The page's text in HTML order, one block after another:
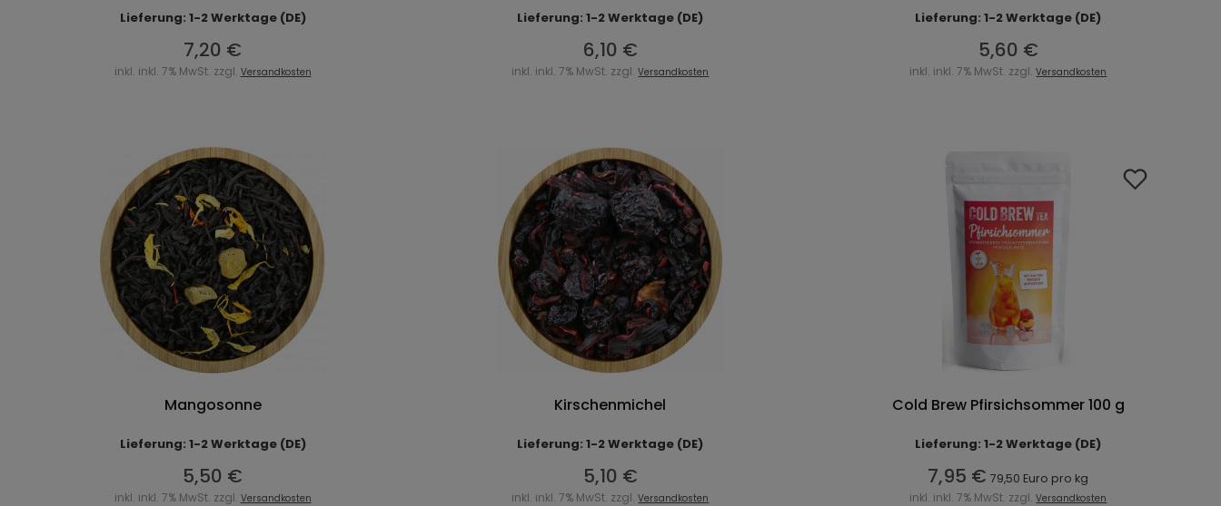
Lieferung: 1-2 Werktage (DE)
7,20 €
inkl. inkl. 7% MwSt. zzgl. Versandkosten
Lieferung: 1-2 Werktage (DE)
6,10 €
inkl. inkl. 7% MwSt. zzgl.Versandkosten
Lieferung: 1-2 Werktage (DE)
5,60 €
inkl. inkl. 7% MwSt. zzgl.Versandkosten
Mangosonne
Lieferung: 1-2 Werktage (DE)
5,50 €
inkl. inkl. 7% MwSt. zzgl. Versandkosten
Kirschenmichel
Lieferung: 1-2 Werktage (DE)
5,10 €
inkl. inkl. 7% MwSt. zzgl.Versandkosten
Cold Brew Pfirsichsommer 100 g
Lieferung: 1-2 Werktage (DE)
7,95 € 79,50 Euro pro kg
inkl. inkl. 7% MwSt. zzgl.Versandkosten